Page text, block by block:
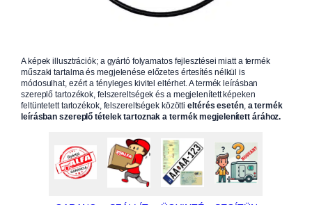
A képek illusztrációk; a gyártó folyamatos fejlesztései miatt a termék
műszaki tartalma és megjelenése előzetes értesítés nélkül is
módosulhat, ezért a tényleges kivitel eltérhet. A termék leírásban
szereplő tartozékok, felszereltségek és a megjelenített képeken
feltüntetett tartozékok, felszereltségek közöttieltérés esetén, a termék
leírásban szereplő tételek tartoznak a termék megjelenített árához.